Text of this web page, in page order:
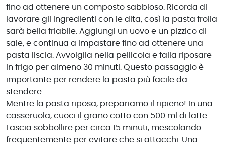
fino ad ottenere un composto sabbioso. Ricorda di
lavorare gli ingredienti con le dita, così la pasta frolla
sarà bella friabile. Aggiungi un uovo e un pizzico di
sale, e continua a impastare fino ad ottenere una
pasta liscia. Avvolgila nella pellicola e falla riposare
in frigo per almeno 30 minuti. Questo passaggio è
importante per rendere la pasta più facile da
stendere.
Mentre la pasta riposa, prepariamo il ripieno! In una
casseruola, cuoci il grano cotto con 500 ml di latte.
Lascia sobbollire per circa 15 minuti, mescolando
frequentemente per evitare che si attacchi. Una